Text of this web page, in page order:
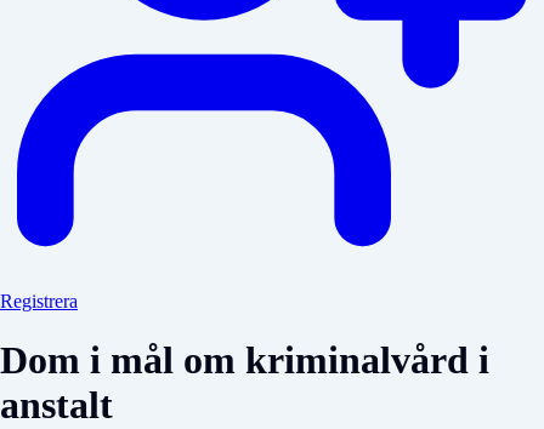
Registrera
Dom i mål om kriminalvård i
anstalt